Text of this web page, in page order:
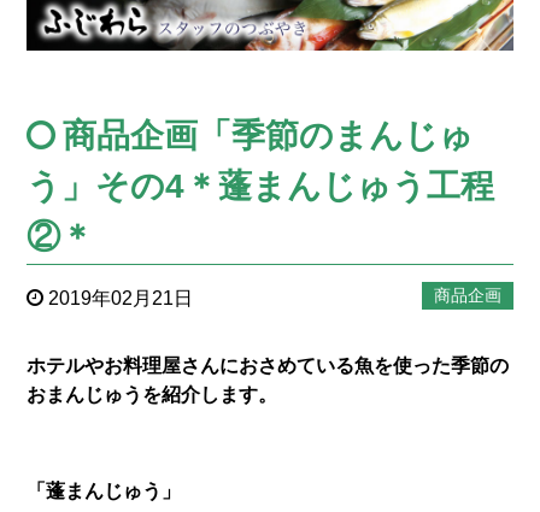
商品企画「季節のまんじゅ
う」その4＊蓬まんじゅう工程
②＊
2019年02月21日 商品企画
ホテルやお料理屋さんにおさめている魚を使った季節の
おまんじゅうを紹介します。
「蓬まんじゅう」